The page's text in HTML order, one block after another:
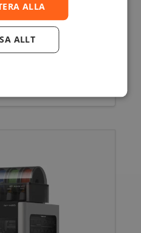
3D PRINTER
ALLA
ALLT